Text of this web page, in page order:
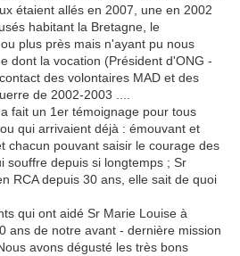
étaient allés en 2007, une en 2002
habitant la Bretagne, le
plus près mais n'ayant pu nous
dont la vocation (Président d'ONG -
des volontaires MAD et des
de 2002-2003 ....
fait un 1er témoignage pour tous
qui arrivaient déjà : émouvant et
chacun pouvant saisir le courage des
souffre depuis si longtemps ; Sr
RCA depuis 30 ans, elle sait de quoi
qui ont aidé Sr Marie Louise à
ans de notre avant - dernière mission
avons dégusté les très bons